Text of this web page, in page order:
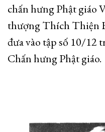
chấn hưng Phật giáo
thượng Thích Thiện
đưa vào tập số 10/12
Chấn hưng Phật giáo.